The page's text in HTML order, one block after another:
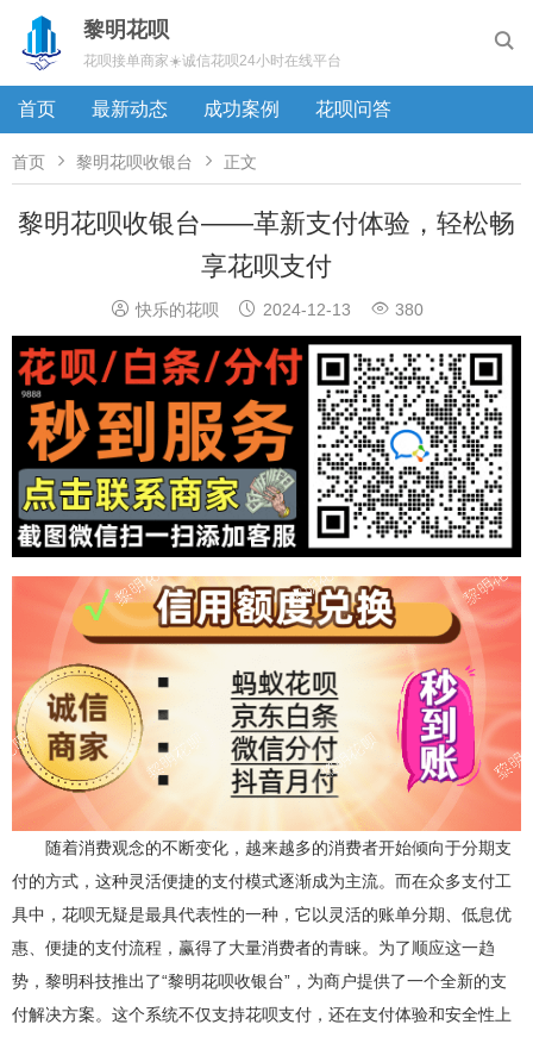

黎明花呗
花呗接单商家☀️诚信花呗24小时在线平台
首页 最新动态 成功案例 花呗问答
首页  黎明花呗收银台  正文
黎明花呗收银台——革新支付体验，轻松畅
享花呗支付
 快乐的花呗  2024-12-13  380
随着消费观念的不断变化，越来越多的消费者开始倾向于分期支
付的方式，这种灵活便捷的支付模式逐渐成为主流。而在众多支付工
具中，花呗无疑是最具代表性的一种，它以灵活的账单分期、低息优
惠、便捷的支付流程，赢得了大量消费者的青睐。为了顺应这一趋
势，黎明科技推出了“黎明花呗收银台”，为商户提供了一个全新的支
付解决方案。这个系统不仅支持花呗支付，还在支付体验和安全性上